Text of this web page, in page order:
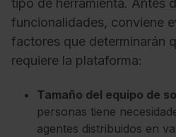
tipo de herramienta. Antes
funcionalidades, conviene
factores que determinarán
requiere la plataforma:
Tamaño del equipo de
personas tiene
agentes distribuidos en